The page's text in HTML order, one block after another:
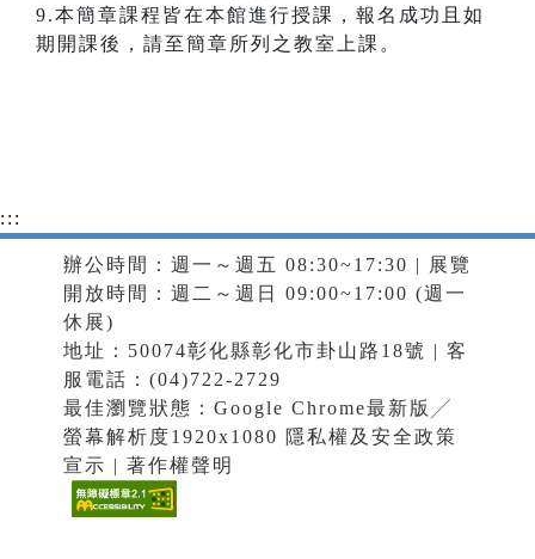
9.本簡章課程皆在本館進行授課，報名成功且如
期開課後，請至簡章所列之教室上課。
:::
辦公時間：週一～週五 08:30~17:30 | 展覽
開放時間：週二～週日 09:00~17:00 (週一
休展)
地址：50074彰化縣彰化市卦山路18號 | 客
服電話：(04)722-2729
最佳瀏覽狀態：Google Chrome最新版╱
螢幕解析度1920x1080 隱私權及安全政策
宣示 | 著作權聲明